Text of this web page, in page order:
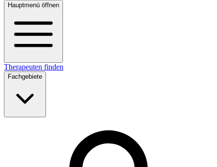
Hauptmenü öffnen
Therapeuten finden
Fachgebiete